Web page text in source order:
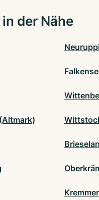
der Nähe